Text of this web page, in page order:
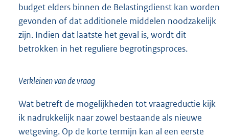
budget elders binnen de Belastingdienst kan worden
gevonden of dat additionele middelen noodzakelijk
zijn. Indien dat laatste het geval is, wordt dit
betrokken in het reguliere begrotingsproces.
Verkleinen van de vraag
Wat betreft de mogelijkheden tot vraagreductie kijk
ik nadrukkelijk naar zowel bestaande als nieuwe
wetgeving. Op de korte termijn kan al een eerste